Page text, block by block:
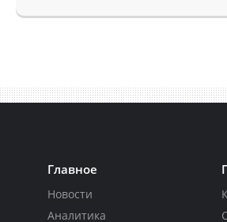
Главное
Новости
Аналитика